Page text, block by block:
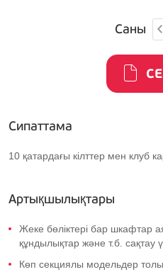
Саны
Сипаттама
10 қатардағы кілттер мен клуб
Артықшылықтары
Жеке бөліктері бар шкафтар
құндылықтар және т.б. сақтау
Көп секциялы модельдер